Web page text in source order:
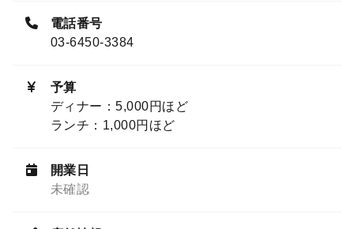
電話番号
03-6450-3384
予算
ディナー：5,000円ほど
ランチ：1,000円ほど
開業日
未確認